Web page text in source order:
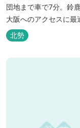
団地まで車で7分。鈴
大阪へのアクセスに最
北勢